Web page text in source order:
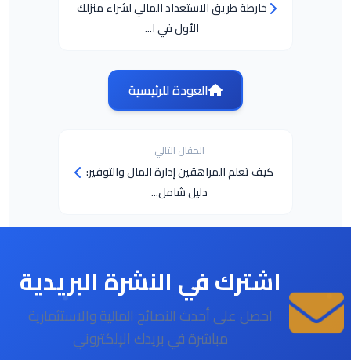
خارطة طريق الاستعداد المالي لشراء منزلك
الأول في ا...
العودة للرئيسية
المقال التالي
كيف تعلم المراهقين إدارة المال والتوفير:
دليل شامل...
اشترك في النشرة البريدية
احصل على أحدث النصائح المالية والاستثمارية
مباشرة في بريدك الإلكتروني